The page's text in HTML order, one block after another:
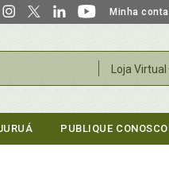
Minha conta
Loja Virtual
PUBLIQUE CONOSCO